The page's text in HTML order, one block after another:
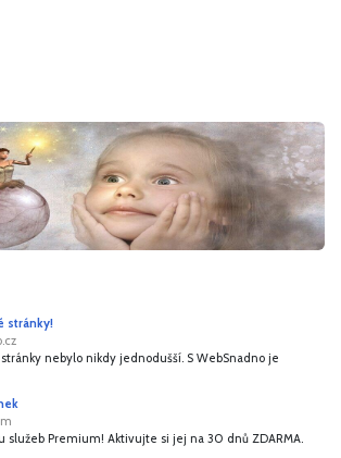
stránky!
nebylo nikdy jednodušší. S WebSnadno je
služeb Premium! Aktivujte si jej na 30 dnů ZDARMA.